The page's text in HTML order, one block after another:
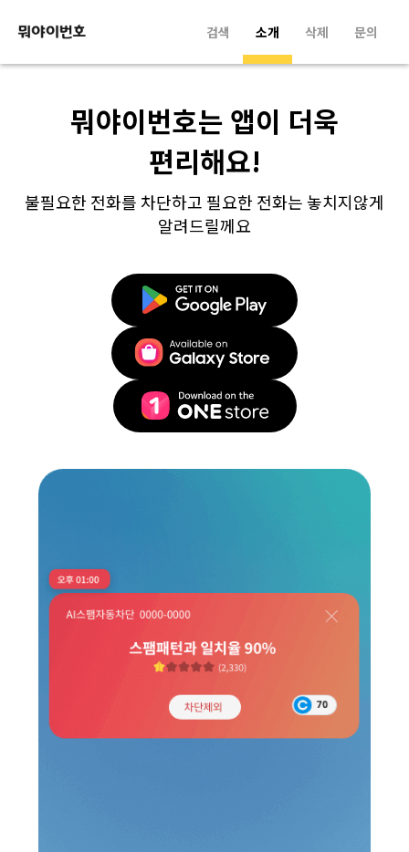
검색 소개 삭제 문의
뭐야이번호는 앱이 더욱
편리해요!
불필요한 전화를 차단하고 필요한 전화는 놓치지않게
알려드릴께요